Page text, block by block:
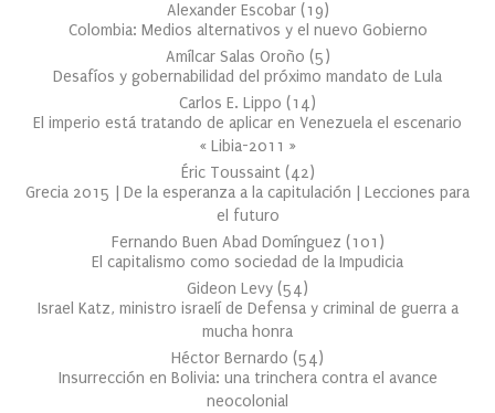
Alexander Escobar (19)
Colombia: Medios alternativos y el nuevo Gobierno
Amílcar Salas Oroño (5)
Desafíos y gobernabilidad del próximo mandato de Lula
Carlos E. Lippo (14)
El imperio está tratando de aplicar en Venezuela el escenario
« Libia-2011 »
Éric Toussaint (42)
Grecia 2015 | De la esperanza a la capitulación | Lecciones para
el futuro
Fernando Buen Abad Domínguez (101 )
El capitalismo como sociedad de la Impudicia
Gideon Levy (54)
Israel Katz, ministro israelí de Defensa y criminal de guerra a
mucha honra
Héctor Bernardo (54)
Insurrección en Bolivia: una trinchera contra el avance
neocolonial